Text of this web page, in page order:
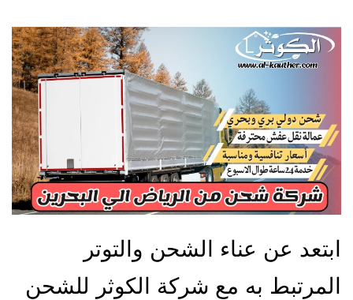
ابتعد عن عناء الشحن والتوتر
المرتبط به مع شركة الكوثر للشحن